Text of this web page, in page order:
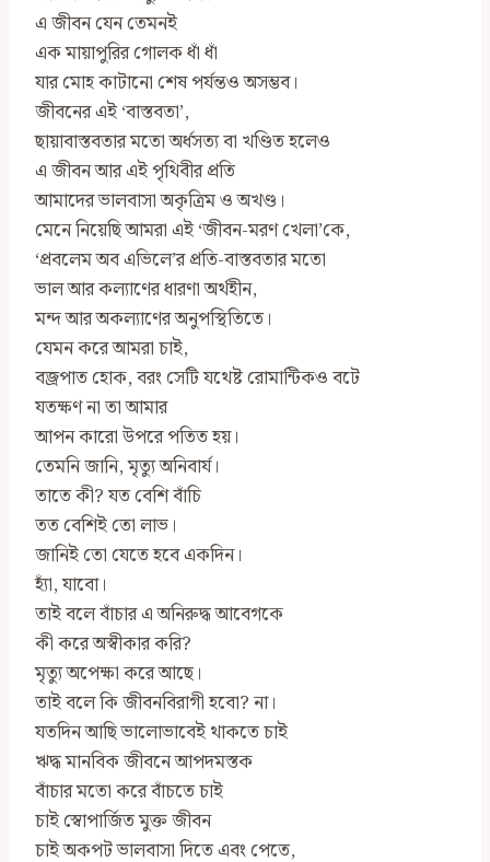
এ জীবন যেন তেমনই
এক মায়াপুরির গোলক ধাঁ ধাঁ
যার মোহ কাটানো শেষ পর্যন্তও অসম্ভব।
জীবনের এই ‘বাস্তবতা’,
ছায়াবাস্তবতার মতো অর্ধসত্য বা খণ্ডিত হলেও
এ জীবন আর এই পৃথিবীর প্রতি
আমাদের ভালবাসা অকৃত্রিম ও অখণ্ড।
মেনে নিয়েছি আমরা এই ‘জীবন-মরণ খেলা’কে,
‘প্রবলেম অব এভিলে’র প্রতি-বাস্তবতার মতো
ভাল আর কল্যাণের ধারণা অর্থহীন,
মন্দ আর অকল্যাণের অনুপস্থিতিতে।
যেমন করে আমরা চাই,
বজ্রপাত হোক, বরং সেটি যথেষ্ট রোমান্টিকও বটে
যতক্ষণ না তা আমার
আপন কারো উপরে পতিত হয়।
তেমনি জানি, মৃত্যু অনিবার্য।
তাতে কী? যত বেশি বাঁচি
তত বেশিই তো লাভ।
জানিই তো যেতে হবে একদিন।
হ্যাঁ, যাবো।
তাই বলে বাঁচার এ অনিরুদ্ধ আবেগকে
কী করে অস্বীকার করি?
মৃত্যু অপেক্ষা করে আছে।
তাই বলে কি জীবনবিরাগী হবো? না।
যতদিন আছি ভালোভাবেই থাকতে চাই
ঋদ্ধ মানবিক জীবনে আপদমস্তক
বাঁচার মতো করে বাঁচতে চাই
চাই স্বোপার্জিত মুক্ত জীবন
চাই অকপট ভালবাসা দিতে এবং পেতে,